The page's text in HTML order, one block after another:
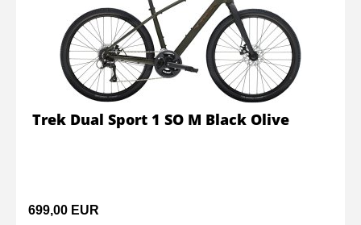
699,00 EUR
Trek Dual Sport 1 SO M Black Olive